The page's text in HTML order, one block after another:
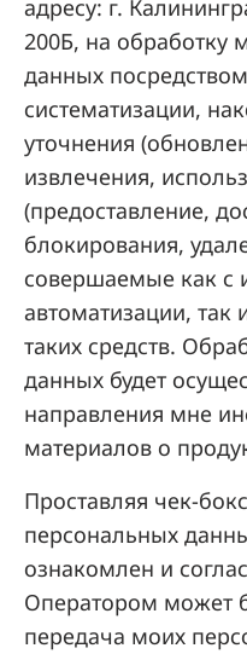
адресу: г.
200Б, на обработку
данных
систематизации,
уточнения
извлечения,
(предоставление,
блокирования,
совершаемые как с
автоматизации, так
таких средств.
данных будет
направления мне
материалов о
Проставляя чек-
персональных
ознакомлен и
Оператором может
передача моих